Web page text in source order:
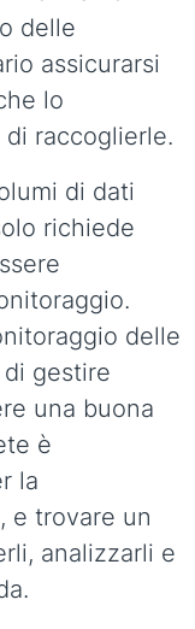
delle
assicurarsi
lo
raccoglierle.
di dati
richiede
delle
gestire
una buona
è
la
e trovare un
analizzarli e